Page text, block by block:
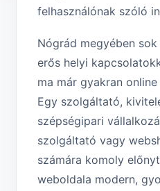
felhasználónak szóló
Nógrád megyében
erős helyi
ma már gyakran
Egy szolgáltató,
szépségipari
szolgáltató vagy
számára komoly
weboldala modern,